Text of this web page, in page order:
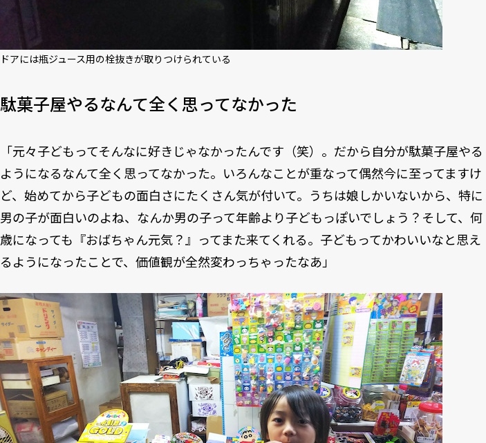
ドアには瓶ジュース用の栓抜きが取りつけられている
駄菓子屋やるなんて全く思ってなかった
「元々子どもってそんなに好きじゃなかったんです（笑）。だから自分が駄菓子屋やる
ようになるなんて全く思ってなかった。いろんなことが重なって偶然今に至ってますけ
ど、始めてから子どもの面白さにたくさん気が付いて。うちは娘しかいないから、特に
男の子が面白いのよね、なんか男の子って年齢より子どもっぽいでしょう？そして、何
歳になっても『おばちゃん元気？』ってまた来てくれる。子どもってかわいいなと思え
るようになったことで、価値観が全然変わっちゃったなあ」